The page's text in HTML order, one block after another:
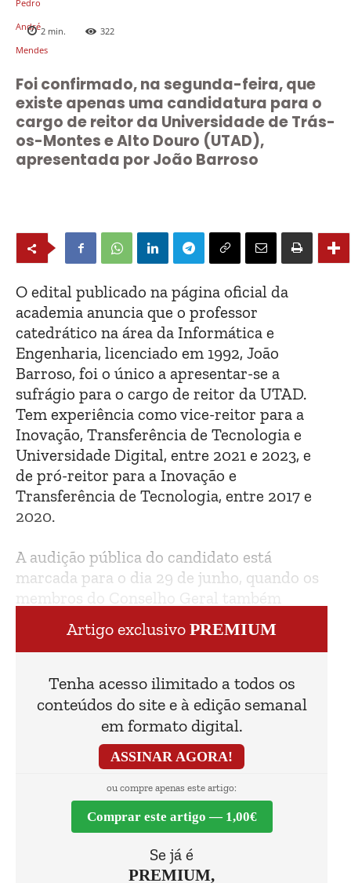
2 min. 322
Foi confirmado, na segunda-feira, que
existe apenas uma candidatura para o
cargo de reitor da Universidade de Trás-
os-Montes e Alto Douro (UTAD),
apresentada por João Barroso
O edital publicado na página oficial da
academia anuncia que o professor
catedrático na área da Informática e
Engenharia, licenciado em 1992, João
Barroso, foi o único a apresentar-se a
sufrágio para o cargo de reitor da UTAD.
Tem experiência como vice-reitor para a
Inovação, Transferência de Tecnologia e
Universidade Digital, entre 2021 e 2023, e
de pró-reitor para a Inovação e
Transferência de Tecnologia, entre 2017 e
2020.
A audição pública do candidato está
marcada para o dia 29 de junho, quando os
membros do Conselho Geral também
procederão à eleição do novo reitor.
Artigo exclusivo PREMIUM
Tenha acesso ilimitado a todos os
conteúdos do site e à edição semanal
em formato digital.
ASSINAR AGORA!
ou compre apenas este artigo:
Comprar este artigo — 1,00€
Se já é
PREMIUM,